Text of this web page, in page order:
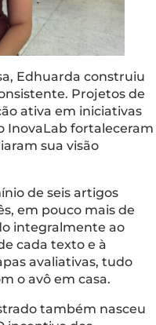
Edhuarda construiu
Projetos de
ativa em iniciativas
InovaLab fortaleceram
sua visão
de seis artigos
em pouco mais de
integralmente ao
cada texto e à
avaliativas, tudo
o avô em casa.
também nasceu